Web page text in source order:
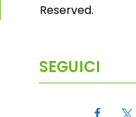
Reserved.
SEGUICI